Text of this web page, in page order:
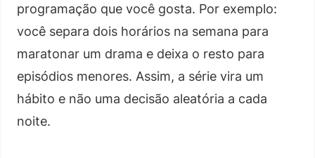
programação que você gosta. Por exemplo:
você separa dois horários na semana para
maratonar um drama e deixa o resto para
episódios menores. Assim, a série vira um
hábito e não uma decisão aleatória a cada
noite.